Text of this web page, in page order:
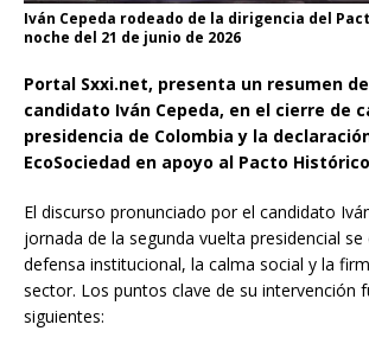
Iván Cepeda rodeado de la dirigencia del
noche del 21 de junio de 2026
Portal Sxxi.net, presenta un resumen
candidato Iván Cepeda, en el cierre de
presidencia de Colombia y la
EcoSociedad en apoyo al Pacto
El discurso pronunciado por el candidato
jornada de la segunda vuelta presidencial
defensa institucional, la calma social y la
sector. Los puntos clave de su intervención
siguientes: